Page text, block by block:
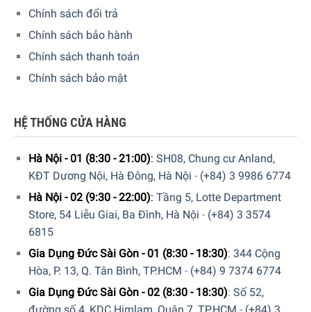
Thông số lắp đặt
Mời bạn xem thông số lắp đặt của bếp từ 3 vùng nấu
Bosch PID675HC1E Serie 6 dưới đây:
Chính sách đổi trả
Chính sách bảo hành
Chính sách thanh toán
Chính sách bảo mật
HỆ THỐNG CỬA HÀNG
Hà Nội - 01 (8:30 - 21:00): SH08, Chung cư Anland,
KĐT Dương Nội, Hà Đông, Hà Nội - (+84) 3 9986 6774
Hà Nội - 02 (9:30 - 22:00): Tầng 5, Lotte Department
Store, 54 Liễu Giai, Ba Đình, Hà Nội - (+84) 3 3574
6815
Gia Dụng Đức Sài Gòn - 01 (8:30 - 18:30): 344 Cộng
Hòa, P. 13, Q. Tân Bình, TP.HCM - (+84) 9 7374 6774
Gia Dụng Đức Sài Gòn - 02 (8:30 - 18:30): Số 52,